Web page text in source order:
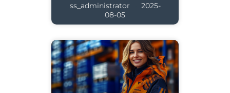
ss_administrator
2025-
08-05